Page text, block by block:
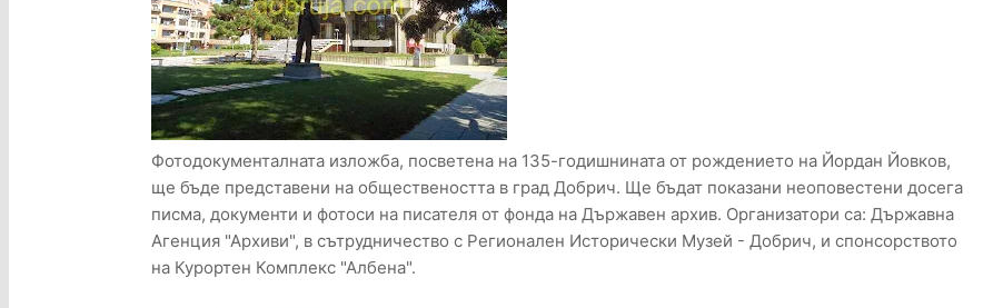
Фотодокументалната изложба, посветена на 135-годишнината от рождението на Йордан Йовков,
ще бъде представени на обществеността в град Добрич. Ще бъдат показани неоповестени досега
писма, документи и фотоси на писателя от фонда на Държавен архив. Организатори са: Държавна
Агенция "Архиви", в сътрудничество с Регионален Исторически Музей - Добрич, и спонсорството
на Курортен Комплекс "Албена".